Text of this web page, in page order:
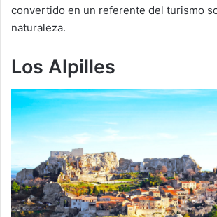
convertido en un referente del turismo
naturaleza.
Los Alpilles